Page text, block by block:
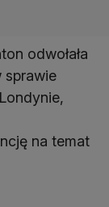
odwołała
sprawie
na temat